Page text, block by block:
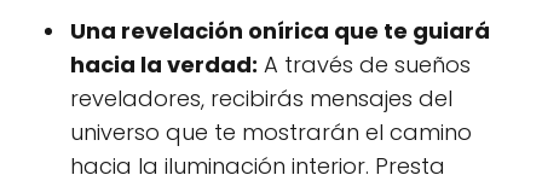
Una revelación onírica que te guiará
hacia la verdad: A través de sueños
reveladores, recibirás mensajes del
universo que te mostrarán el camino
hacia la iluminación interior. Presta